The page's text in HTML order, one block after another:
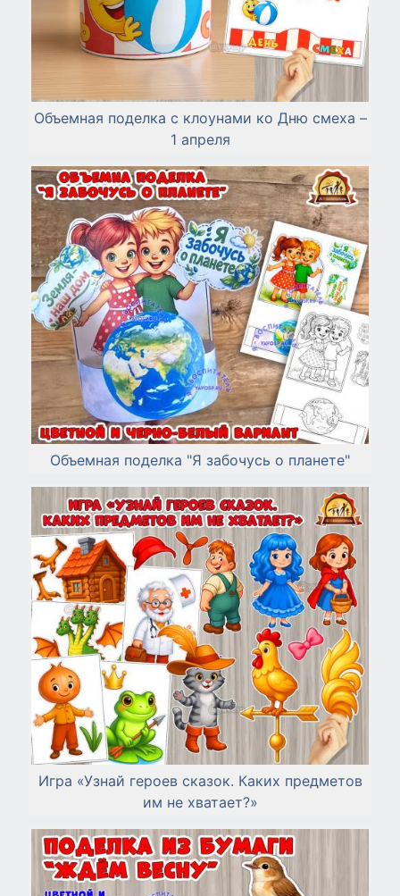
Объемная поделка с клоунами ко Дню смеха –
1 апреля
Объемная поделка "Я забочусь о планете"
Игра «Узнай героев сказок. Каких предметов
им не хватает?»